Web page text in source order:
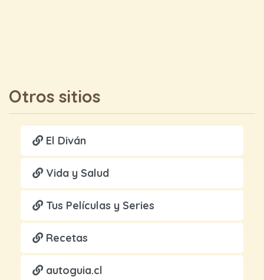
Otros sitios
El Diván
Vida y Salud
Tus Películas y Series
Recetas
autoguia.cl